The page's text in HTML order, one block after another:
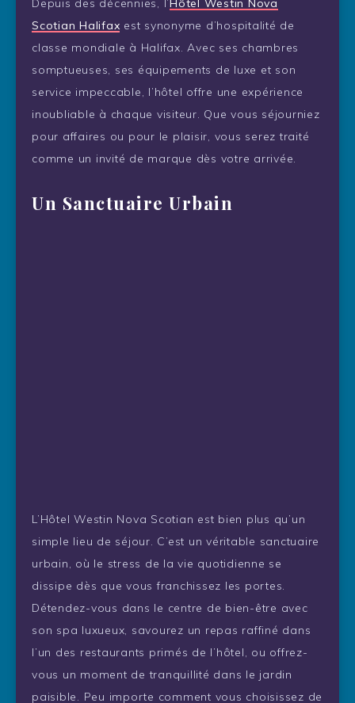
Depuis des décennies, l’Hôtel Westin Nova
Scotian Halifax est synonyme d’hospitalité de
classe mondiale à Halifax. Avec ses chambres
somptueuses, ses équipements de luxe et son
service impeccable, l’hôtel offre une expérience
inoubliable à chaque visiteur. Que vous séjourniez
pour affaires ou pour le plaisir, vous serez traité
comme un invité de marque dès votre arrivée.
Un Sanctuaire Urbain
L’Hôtel Westin Nova Scotian est bien plus qu’un
simple lieu de séjour. C’est un véritable sanctuaire
urbain, où le stress de la vie quotidienne se
dissipe dès que vous franchissez les portes.
Détendez-vous dans le centre de bien-être avec
son spa luxueux, savourez un repas raffiné dans
l’un des restaurants primés de l’hôtel, ou offrez-
vous un moment de tranquillité dans le jardin
paisible. Peu importe comment vous choisissez de